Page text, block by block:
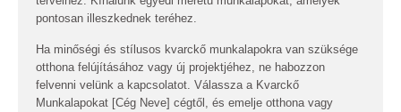
pontosan illeszkednek teréhez.
Ha minőségi és stílusos kvarckő munkalapokra van szüksége
otthona felújításához vagy új projektjéhez, ne habozzon
felvenni velünk a kapcsolatot. Válassza a Kvarckő
Munkalapokat [Cég Neve] cégtől, és emelje otthona vagy